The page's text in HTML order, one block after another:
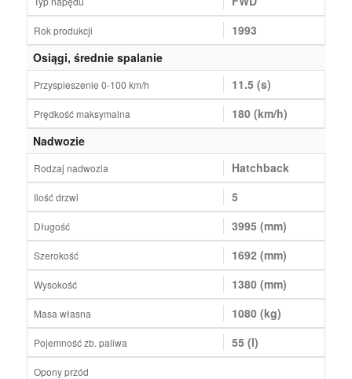
Rok produkcji
1993
Osiągi, średnie spalanie
Przyspieszenie 0-100 km/h 11.5 (s)
Prędkość maksymalna
180 (km/h)
Nadwozie
Rodzaj nadwozia Hatchback
Ilość drzwi 5
Długość 3995 (mm)
Szerokość 1692 (mm)
Wysokość 1380 (mm)
Masa własna 1080 (kg)
Pojemność zb. paliwa 55 (l)
Opony przód